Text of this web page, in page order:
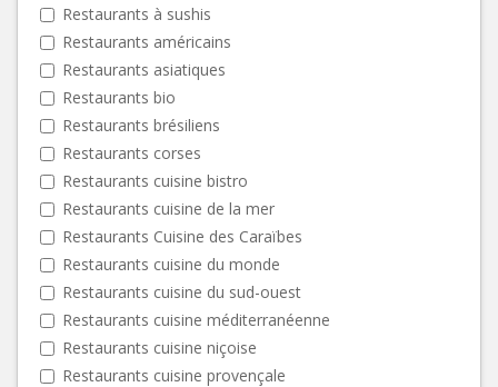
Restaurants à sushis
Restaurants américains
Restaurants asiatiques
Restaurants bio
Restaurants brésiliens
Restaurants corses
Restaurants cuisine bistro
Restaurants cuisine de la mer
Restaurants Cuisine des Caraïbes
Restaurants cuisine du monde
Restaurants cuisine du sud-ouest
Restaurants cuisine méditerranéenne
Restaurants cuisine niçoise
Restaurants cuisine provençale